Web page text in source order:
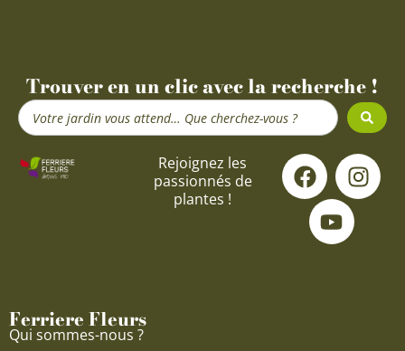
Trouver en un clic avec la recherche !
Search
...
Rejoignez les
passionnés de
plantes !
F
a
c
e
I
n
s
Y
o
u
t
u
Ferriere Fleurs
Qui sommes-nous ?